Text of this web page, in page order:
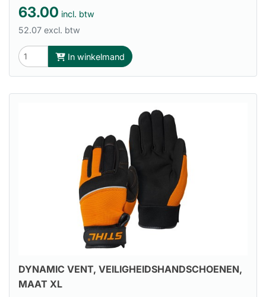
63.00 incl. btw
52.07 excl. btw
In winkelmand
DYNAMIC VENT, VEILIGHEIDSHANDSCHOENEN,
MAAT XL